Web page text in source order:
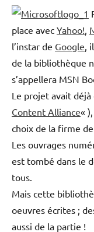
place avec Yahoo!
l’instar de Google
de la bibliothèque
s’appellera MSN
Le projet avait
Content Alliance«
choix de la firme
Les ouvrages
est tombé dans le
tous.
Mais cette
oeuvres écrites ;
aussi de la partie !